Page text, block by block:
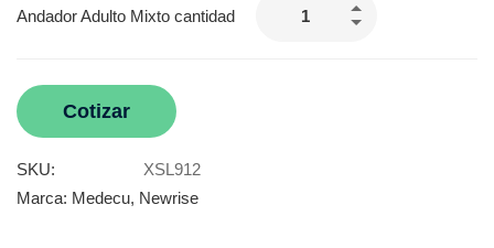
Andador Adulto Mixto cantidad
Cotizar
SKU:
XSL912
Marca: Medecu, Newrise